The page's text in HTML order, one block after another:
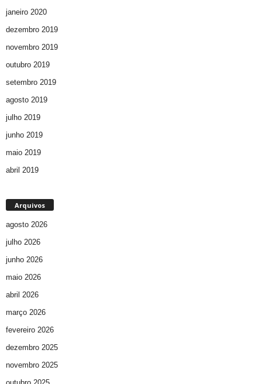
janeiro 2020
dezembro 2019
novembro 2019
outubro 2019
setembro 2019
agosto 2019
julho 2019
junho 2019
maio 2019
abril 2019
Arquivos
agosto 2026
julho 2026
junho 2026
maio 2026
abril 2026
março 2026
fevereiro 2026
dezembro 2025
novembro 2025